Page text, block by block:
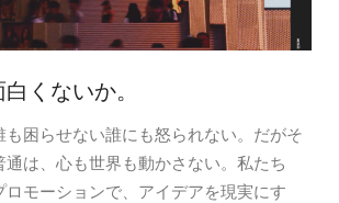
くないか。
困らせない誰にも怒られない。だがそ
通は、心も世界も動かさない。私たち
ロモーションで、アイデアを現実にす